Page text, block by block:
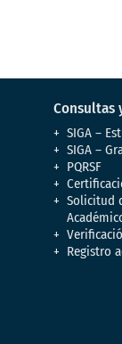
Consultas
SIGA –
SIGA –
PQRSF
Solicitud
Registro